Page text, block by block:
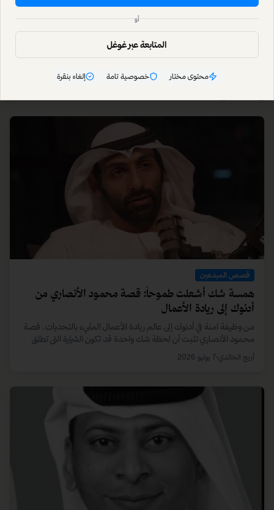
انضم لنشرة الاثنين
أفضل نشرة عربية في اقتصاد المبدعين · بدون سبام · إلغاء بنقرة
اشترك مجاناً
المتابعة عبر غوغل
يهمّك أيضاً
همسة شك أشعلت طموحاً: قصة محمود الأنصاري من
أو
المتابعة عبر غوغل
محتوى مختار خصوصية تامة إلغاء بنقرة